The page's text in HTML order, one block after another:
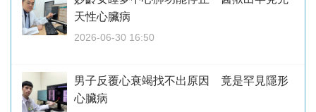
天性心臟病
2026-06-30 16:50
男子反覆心衰竭找不出原因 竟是罕見隱形
心臟病